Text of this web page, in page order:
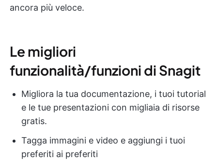
ancora più veloce.
Le migliori
funzionalità/funzioni di Snagit
Migliora la tua documentazione, i tuoi tutorial
e le tue presentazioni con migliaia di risorse
gratis.
Tagga immagini e video e aggiungi i tuoi
preferiti ai preferiti